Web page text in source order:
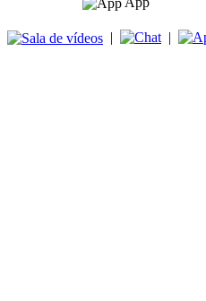
| |